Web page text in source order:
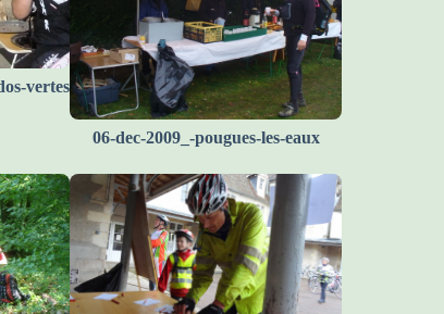
vertes
06-dec-2009_-pougues-les-eaux